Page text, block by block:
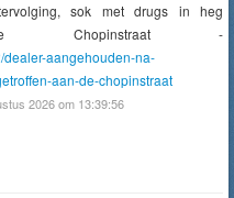
sok met drugs in heg
Chopinstraat -
aangehouden-na-
aan-de-chopinstraat
2026 om 13:39:56